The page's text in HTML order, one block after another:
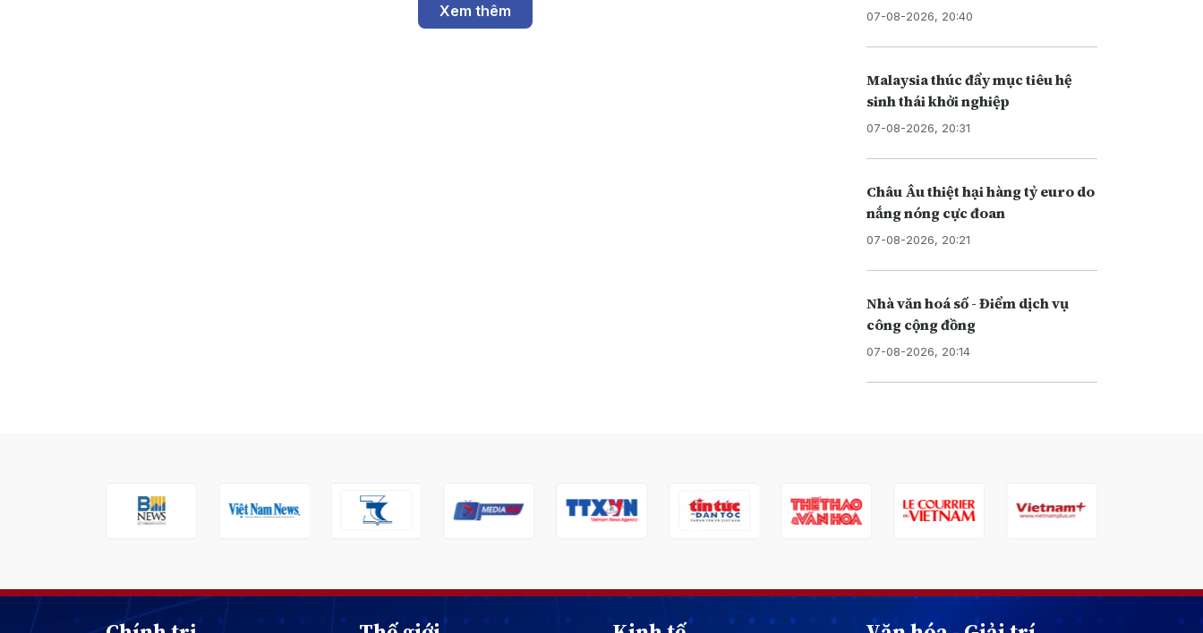
Xem thêm 07-08-2026, 20:40
Malaysia thúc đẩy mục tiêu hệ
sinh thái khởi nghiệp
07-08-2026, 20:31
Châu Âu thiệt hại hàng tỷ euro do
nắng nóng cực đoan
07-08-2026, 20:21
Nhà văn hoá số - Điểm dịch vụ
công cộng đồng
07-08-2026, 20:14